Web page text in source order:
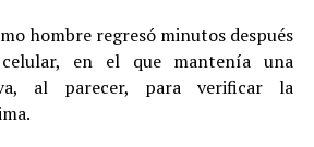
hombre regresó minutos después
en el que mantenía una
al parecer, para verificar la